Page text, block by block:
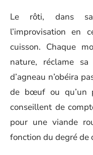
Le rôti, dans sa
l’improvisation en
cuisson. Chaque
nature, réclame
d’agneau n’obéira
de bœuf ou qu’un
conseillent de
pour une viande
fonction du degré de